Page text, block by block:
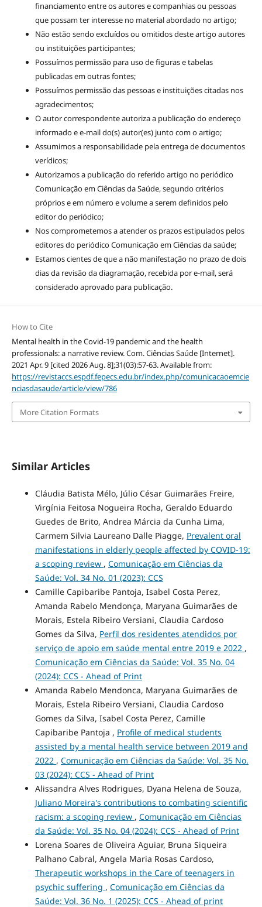
financiamento entre os autores e companhias ou pessoas
que possam ter interesse no material abordado no artigo;
Não estão sendo excluídos ou omitidos deste artigo autores
ou instituições participantes;
Possuímos permissão para uso de figuras e tabelas
publicadas em outras fontes;
Possuímos permissão das pessoas e instituições citadas nos
agradecimentos;
O autor correspondente autoriza a publicação do endereço
informado e e-mail do(s) autor(es) junto com o artigo;
Assumimos a responsabilidade pela entrega de documentos
verídicos;
Autorizamos a publicação do referido artigo no periódico
Comunicação em Ciências da Saúde, segundo critérios
próprios e em número e volume a serem definidos pelo
editor do periódico;
Nos comprometemos a atender os prazos estipulados pelos
editores do periódico Comunicação em Ciências da saúde;
Estamos cientes de que a não manifestação no prazo de dois
dias da revisão da diagramação, recebida por e-mail, será
considerado aprovado para publicação.
How to Cite
Mental health in the Covid-19 pandemic and the health
professionals: a narrative review. Com. Ciências Saúde [Internet].
2021 Apr. 9 [cited 2026 Aug. 8];31(03):57-63. Available from:
https://revistaccs.espdf.fepecs.edu.br/index.php/comunicacaoemcie
nciasdasaude/article/view/786
More Citation Formats
Similar Articles
Cláudia Batista Mélo, Júlio César Guimarães Freire,
Virgínia Feitosa Nogueira Rocha, Geraldo Eduardo
Guedes de Brito, Andrea Márcia da Cunha Lima,
Carmem Silvia Laureano Dalle Piagge, Prevalent oral
manifestations in elderly people affected by COVID-19:
a scoping review , Comunicação em Ciências da
Saúde: Vol. 34 No. 01 (2023): CCS
Camille Capibaribe Pantoja, Isabel Costa Perez,
Amanda Rabelo Mendonça, Maryana Guimarães de
Morais, Estela Ribeiro Versiani, Claudia Cardoso
Gomes da Silva, Perfil dos residentes atendidos por
serviço de apoio em saúde mental entre 2019 e 2022 ,
Comunicação em Ciências da Saúde: Vol. 35 No. 04
(2024): CCS - Ahead of Print
Amanda Rabelo Mendonca, Maryana Guimarães de
Morais, Estela Ribeiro Versiani, Claudia Cardoso
Gomes da Silva, Isabel Costa Perez, Camille
Capibaribe Pantoja , Profile of medical students
assisted by a mental health service between 2019 and
2022 , Comunicação em Ciências da Saúde: Vol. 35 No.
03 (2024): CCS - Ahead of Print
Alissandra Alves Rodrigues, Dyana Helena de Souza,
Juliano Moreira's contributions to combating scientific
racism: a scoping review , Comunicação em Ciências
da Saúde: Vol. 35 No. 04 (2024): CCS - Ahead of Print
Lorena Soares de Oliveira Aguiar, Bruna Siqueira
Palhano Cabral, Angela Maria Rosas Cardoso,
Therapeutic workshops in the Care of teenagers in
psychic suffering , Comunicação em Ciências da
Saúde: Vol. 36 No. 1 (2025): CCS - Ahead of print